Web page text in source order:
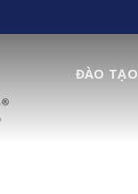
ĐÀO TẠO